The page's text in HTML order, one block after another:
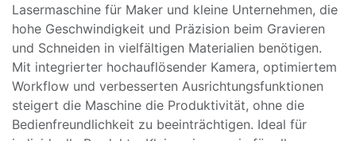
Lasermaschine für Maker und kleine Unternehmen, die
hohe Geschwindigkeit und Präzision beim Gravieren
und Schneiden in vielfältigen Materialien benötigen.
Mit integrierter hochauflösender Kamera, optimiertem
Workflow und verbesserten Ausrichtungsfunktionen
steigert die Maschine die Produktivität, ohne die
Bedienfreundlichkeit zu beeinträchtigen. Ideal für